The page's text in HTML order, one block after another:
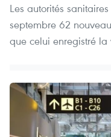
Les autorités
septembre 62
que celui enregistré la